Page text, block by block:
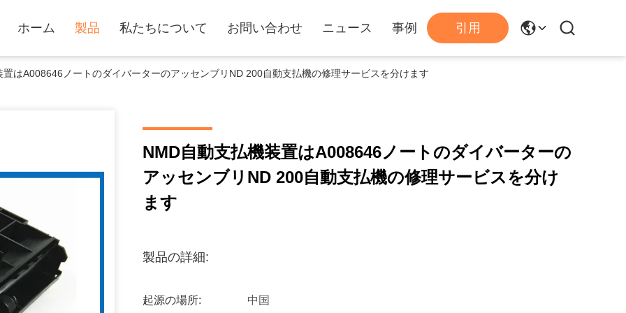
ホーム 製品 私たちについて お問い合わせ ニュース 事例 引用
はA008646ノートのダイバーターのアッセンブリND 200自動支払機の修理サービスを分けます
NMD自動支払機装置はA008646ノートのダイバーターの
アッセンブリND 200自動支払機の修理サービスを分け
ます
製品の詳細:
起源の場所: 中国